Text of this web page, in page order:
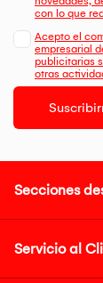
con lo que
Acepto el
empresarial
publicitarias
otras
Secciones
Servicio al